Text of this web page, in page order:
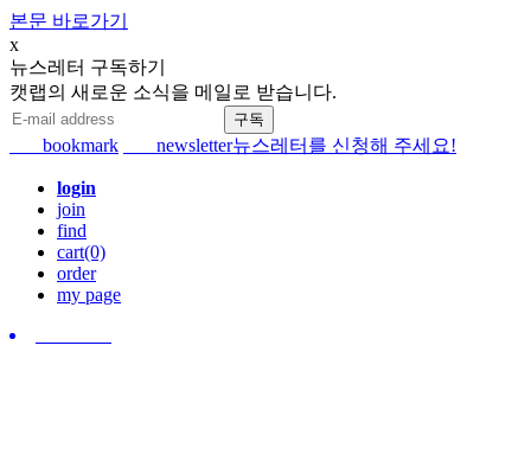
본문 바로가기
x
뉴스레터 구독하기
캣랩의 새로운 소식을 메일로 받습니다.
bookmark newsletter뉴스레터를 신청해 주세요!
login
join
find
cart(0)
order
my page